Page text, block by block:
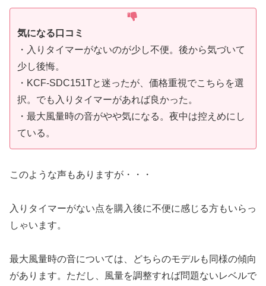
気になる口コミ
・入りタイマーがないのが少し不便。後から気づいて
少し後悔。
・KCF-SDC151Tと迷ったが、価格重視でこちらを選
択。でも入りタイマーがあれば良かった。
・最大風量時の音がやや気になる。夜中は控えめにし
ている。
このような声もありますが・・・
入りタイマーがない点を購入後に不便に感じる方もいらっ
しゃいます。
最大風量時の音については、どちらのモデルも同様の傾向
があります。ただし、風量を調整すれば問題ないレベルで